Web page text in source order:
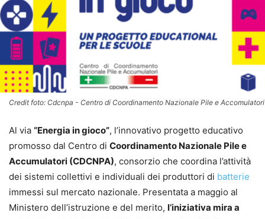
Credit foto: Cdcnpa - Centro di Coordinamento Nazionale Pile e Accomulatori
Al via “Energia in gioco”, l’innovativo progetto educativo
promosso dal Centro di Coordinamento Nazionale Pile e
Accumulatori (CDCNPA), consorzio che coordina l’attività
dei sistemi collettivi e individuali dei produttori di batterie
immessi sul mercato nazionale. Presentata a maggio al
Ministero dell’istruzione e del merito, l’iniziativa mira a